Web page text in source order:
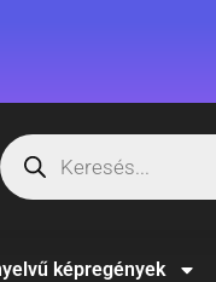
képregények